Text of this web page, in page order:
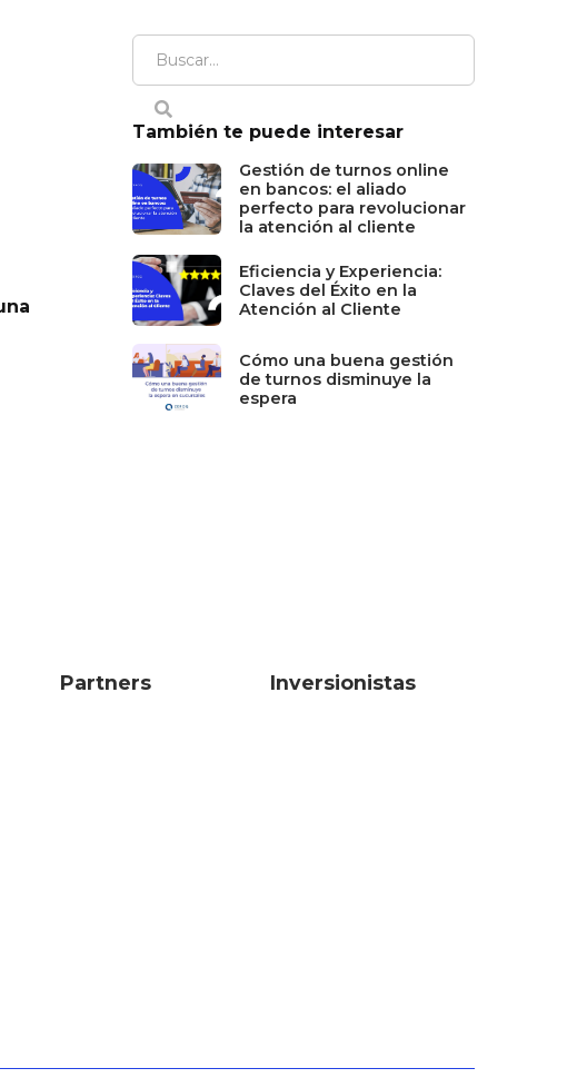
También te puede interesar
Gestión de turnos online
en bancos: el aliado
perfecto para revolucionar
la atención al cliente
Eficiencia y Experiencia:
Claves del Éxito en la
Atención al Cliente
Cómo una buena gestión
de turnos disminuye la
espera
Partners Inversionistas